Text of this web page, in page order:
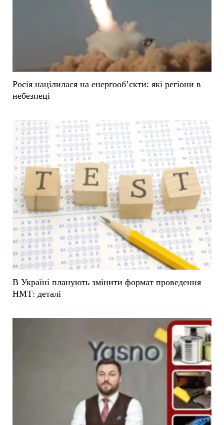
Росія націлилася на енергооб’єкти: які регіони в
небезпеці
В Україні планують змінити формат проведення
НМТ: деталі